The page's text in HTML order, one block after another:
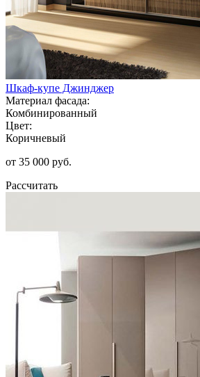
Шкаф-купе Джинджер
Материал фасада:
Комбинированный
Цвет:
Коричневый
от 35 000 руб.
Рассчитать